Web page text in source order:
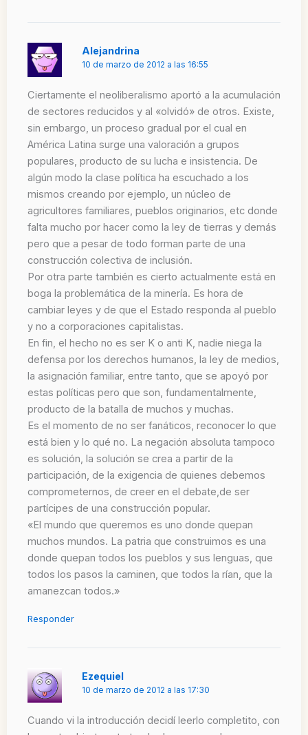
Alejandrina
10 de marzo de 2012 a las 16:55
Ciertamente el neoliberalismo aportó a la acumulación
de sectores reducidos y al «olvidó» de otros. Existe,
sin embargo, un proceso gradual por el cual en
América Latina surge una valoración a grupos
populares, producto de su lucha e insistencia. De
algún modo la clase política ha escuchado a los
mismos creando por ejemplo, un núcleo de
agricultores familiares, pueblos originarios, etc donde
falta mucho por hacer como la ley de tierras y demás
pero que a pesar de todo forman parte de una
construcción colectiva de inclusión.
Por otra parte también es cierto actualmente está en
boga la problemática de la minería. Es hora de
cambiar leyes y de que el Estado responda al pueblo
y no a corporaciones capitalistas.
En fin, el hecho no es ser K o anti K, nadie niega la
defensa por los derechos humanos, la ley de medios,
la asignación familiar, entre tanto, que se apoyó por
estas políticas pero que son, fundamentalmente,
producto de la batalla de muchos y muchas.
Es el momento de no ser fanáticos, reconocer lo que
está bien y lo qué no. La negación absoluta tampoco
es solución, la solución se crea a partir de la
participación, de la exigencia de quienes debemos
comprometernos, de creer en el debate,de ser
partícipes de una construcción popular.
«El mundo que queremos es uno donde quepan
muchos mundos. La patria que construimos es una
donde quepan todos los pueblos y sus lenguas, que
todos los pasos la caminen, que todos la rían, que la
amanezcan todos.»
Responder
Ezequiel
10 de marzo de 2012 a las 17:30
Cuando vi la introducción decidí leerlo completito, con